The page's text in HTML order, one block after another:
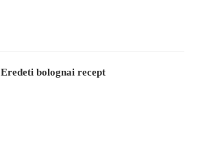
Eredeti bolognai recept